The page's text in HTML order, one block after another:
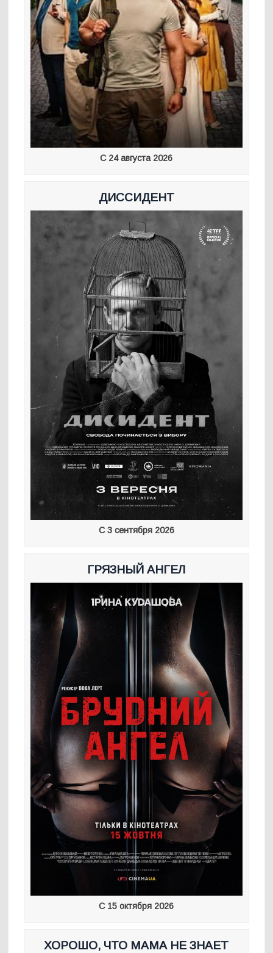
С 24 августа 2026
ДИССИДЕНТ
С 3 сентября 2026
ГРЯЗНЫЙ АНГЕЛ
С 15 октября 2026
ХОРОШО, ЧТО МАМА НЕ ЗНАЕТ